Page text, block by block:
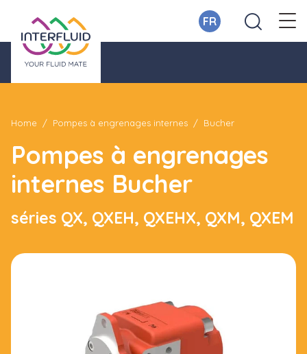
FR
Home Pompes à engrenages internes Bucher
Pompes à engrenages
internes Bucher
séries QX, QXEH, QXEHX, QXM, QXEM